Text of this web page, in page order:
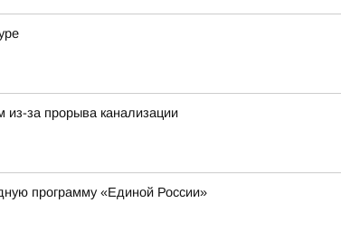
из-за прорыва канализации
программу «Единой России»